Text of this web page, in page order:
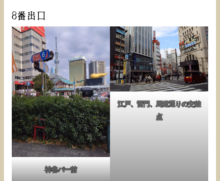
8番出口
神谷バー前
江戸、雷門、馬道通りの交差
点